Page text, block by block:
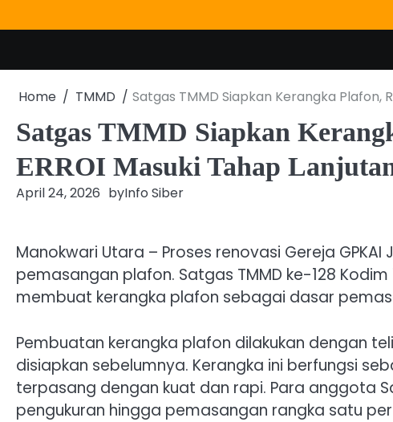
to
Home TMMD Satgas TMMD Siapkan Kerangka Plafon,
Satgas TMMD Siapkan
ERROI Masuki Tahap
April 24, 2026 byInfo Siber
Manokwari Utara – Proses renovasi Gereja
pemasangan plafon. Satgas TMMD ke-128
membuat kerangka plafon sebagai dasar
Pembuatan kerangka plafon dilakukan dengan
disiapkan sebelumnya. Kerangka ini berfungsi
terpasang dengan kuat dan rapi. Para anggota
pengukuran hingga pemasangan rangka satu